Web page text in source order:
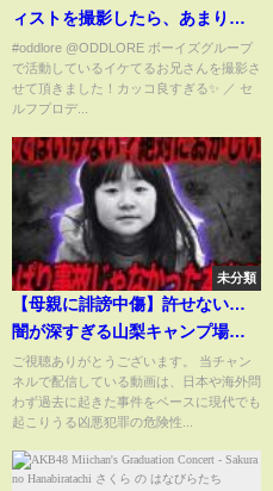
ィストを撮影したら、あまりに
も神対応すぎて話題沸騰中 #ちょ
っと一節 #モデル #美人 #ストリ
ートスナップ
#oddlore @ODDLORE ボーイズグループ
で活動しているイケてるお兄さんを撮影さ
せて頂きました！カッコ良すぎる✨ ／ セ
ルフプロデ...
未分類
【母親に誹謗中傷】許せない…
闇が深すぎる山梨キャンプ場女
児失踪事件の真相
ご視聴ありがとうございます。 当チャン
ネルで配信している動画は、日本や海外問
わず過去に起きた事件をベースに現代でも
起こりうる凶悪犯罪の危険性...